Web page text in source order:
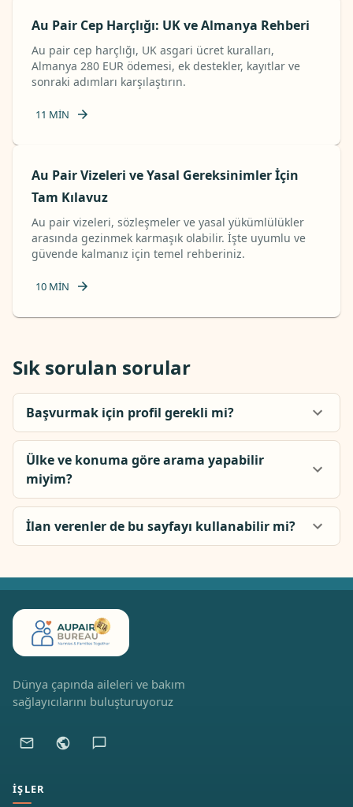
Au Pair Cep Harçlığı: UK ve Almanya Rehberi
Au pair cep harçlığı, UK asgari ücret kuralları,
Almanya 280 EUR ödemesi, ek destekler, kayıtlar ve
sonraki adımları karşılaştırın.
11 MIN
Au Pair Vizeleri ve Yasal Gereksinimler İçin
Tam Kılavuz
Au pair vizeleri, sözleşmeler ve yasal yükümlülükler
arasında gezinmek karmaşık olabilir. İşte uyumlu ve
güvende kalmanız için temel rehberiniz.
10 MIN
Sık sorulan sorular
Başvurmak için profil gerekli mi?
Ülke ve konuma göre arama yapabilir
miyim?
İlan verenler de bu sayfayı kullanabilir mi?
Dünya çapında aileleri ve bakım
sağlayıcılarını buluşturuyoruz
İŞLER